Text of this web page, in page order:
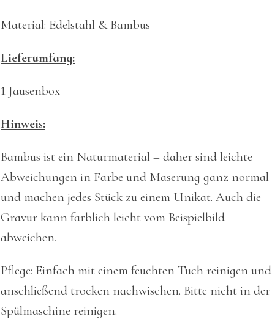
Material: Edelstahl & Bambus
Lieferumfang:
1 Jausenbox
Hinweis:
Bambus ist ein Naturmaterial – daher sind leichte
Abweichungen in Farbe und Maserung ganz normal
und machen jedes Stück zu einem Unikat. Auch die
Gravur kann farblich leicht vom Beispielbild
abweichen.
Pflege: Einfach mit einem feuchten Tuch reinigen und
anschließend trocken nachwischen. Bitte nicht in der
Spülmaschine reinigen.